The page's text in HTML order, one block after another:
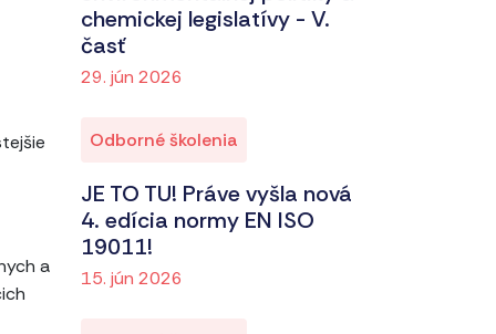
a
chemickej legislatívy - V.
časť
29. jún 2026
Odborné školenia
JE TO TU! Práve vyšla nová
4. edícia normy EN ISO
19011!
15. jún 2026